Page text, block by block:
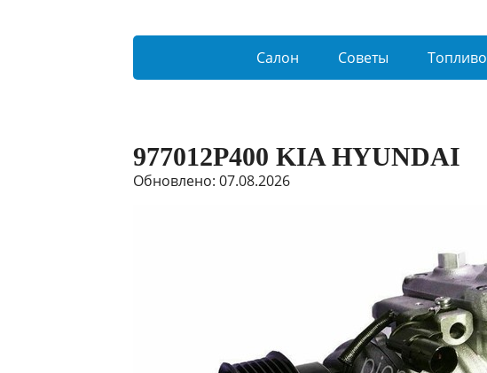
Салон Советы Топливо
977012P400 KIA HYUNDAI
Обновлено: 07.08.2026